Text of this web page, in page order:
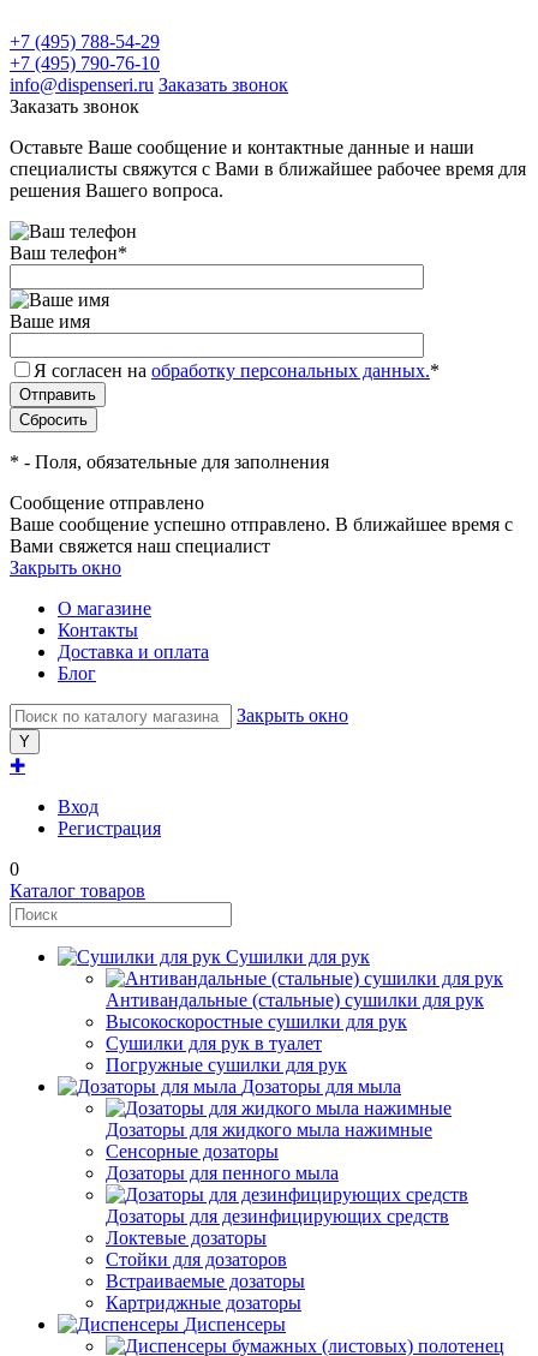
+7 (495) 788-54-29
+7 (495) 790-76-10
info@dispenseri.ru Заказать звонок
Заказать звонок
Оставьте Ваше сообщение и контактные данные и наши
специалисты свяжутся с Вами в ближайшее рабочее время для
решения Вашего вопроса.
Ваш телефон*
Ваше имя
Я согласен на обработку персональных данных.*
* - Поля, обязательные для заполнения
Сообщение отправлено
Ваше сообщение успешно отправлено. В ближайшее время с
Вами свяжется наш специалист
Закрыть окно
О магазине
Контакты
Доставка и оплата
Блог
Закрыть окно
✚
Вход
Регистрация
0
Каталог товаров
Сушилки для рук
Антивандальные (стальные) сушилки для рук
Высокоскоростные сушилки для рук
Сушилки для рук в туалет
Погружные сушилки для рук
Дозаторы для мыла
Дозаторы для жидкого мыла нажимные
Сенсорные дозаторы
Дозаторы для пенного мыла
Дозаторы для дезинфицирующих средств
Локтевые дозаторы
Стойки для дозаторов
Встраиваемые дозаторы
Картриджные дозаторы
Диспенсеры